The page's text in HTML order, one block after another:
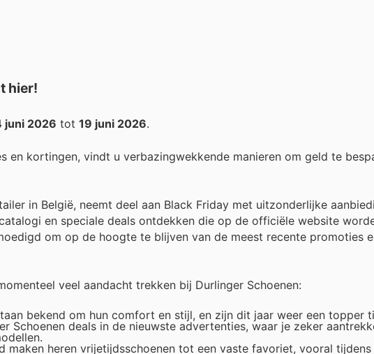
hier!
juni 2026 tot 19 juni 2026.
en kortingen, vindt u verbazingwekkende manieren om geld te
in België, neemt deel aan Black Friday met uitzonderlijke
en speciale deals ontdekken die op de officiële website
om op de hoogte te blijven van de meest recente promoties
veel aandacht trekken bij Durlinger Schoenen:
bekend om hun comfort en stijl, en zijn dit jaar weer een topper
Schoenen deals in de nieuwste advertenties, waar je zeker
maken heren vrijetijdsschoenen tot een vaste favoriet, vooral tijdens